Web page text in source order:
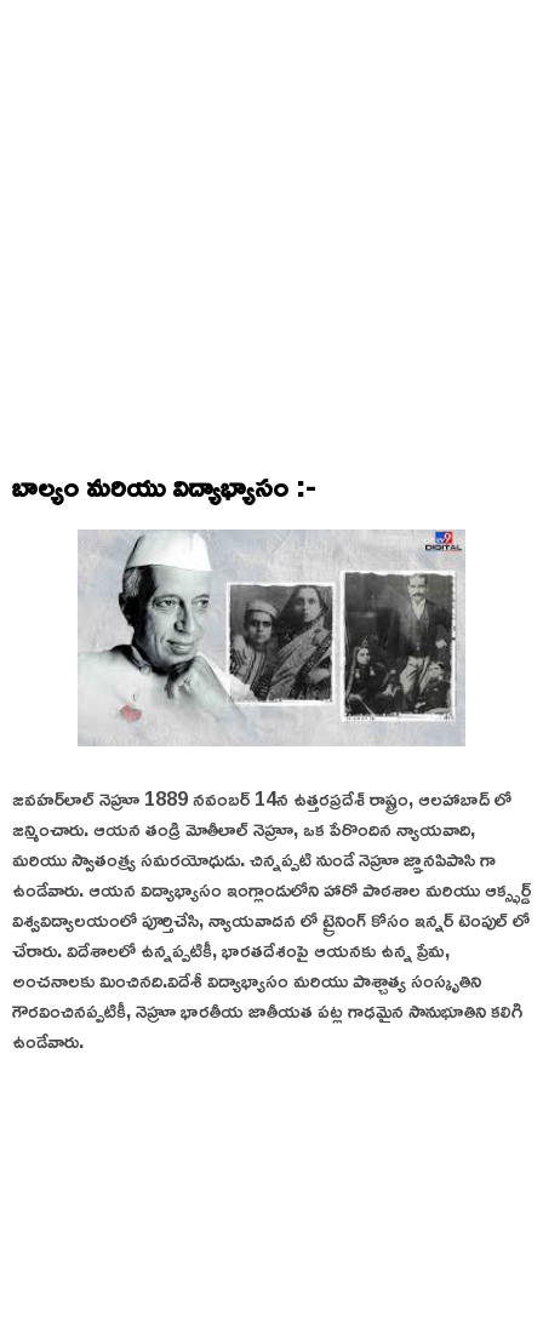
బాల్యం మరియు విద్యాభ్యాసం :-
జవహర్‌లాల్ నెహ్రూ 1889 నవంబర్ 14న ఉత్తరప్రదేశ్ రాష్ట్రం, ఆలహాబాద్ లో
జన్మించారు. ఆయన తండ్రి మోతీలాల్ నెహ్రూ, ఒక పేరొందిన న్యాయవాది,
మరియు స్వాతంత్ర్య సమరయోధుడు. చిన్నప్పటి నుండే నెహ్రూ జ్ఞానపిపాసి గా
ఉండేవారు. ఆయన విద్యాభ్యాసం ఇంగ్లాండులోని హారో పాఠశాల మరియు ఆక్స్ఫర్డ్
విశ్వవిద్యాలయంలో పూర్తిచేసి, న్యాయవాదన లో ట్రైనింగ్ కోసం ఇన్నర్ టెంపుల్ లో
చేరారు. విదేశాలలో ఉన్నప్పటికీ, భారతదేశంపై ఆయనకు ఉన్న ప్రేమ,
అంచనాలకు మించినది.విదేశీ విద్యాభ్యాసం మరియు పాశ్చాత్య సంస్కృతిని
గౌరవించినప్పటికీ, నెహ్రూ భారతీయ జాతీయత పట్ల గాఢమైన సానుభూతిని కలిగి
ఉండేవారు.